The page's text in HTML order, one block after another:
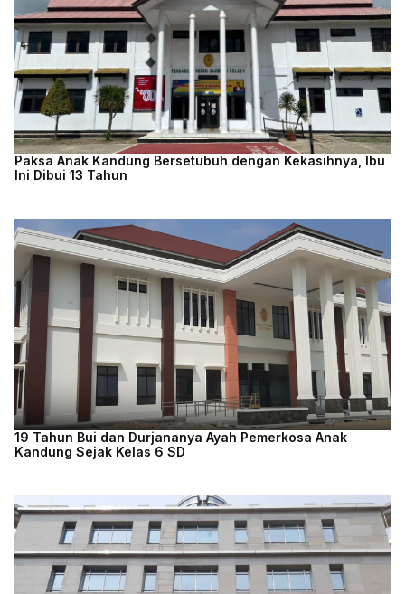
Paksa Anak Kandung Bersetubuh dengan Kekasihnya, Ibu
Ini Dibui 13 Tahun
19 Tahun Bui dan Durjananya Ayah Pemerkosa Anak
Kandung Sejak Kelas 6 SD